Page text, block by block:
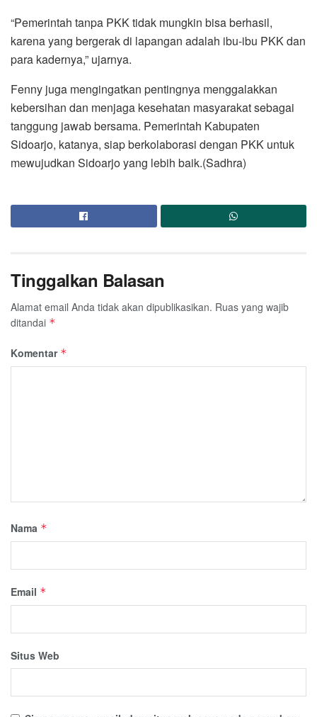
“Pemerintah tanpa PKK tidak mungkin bisa berhasil,
karena yang bergerak di lapangan adalah ibu-ibu PKK dan
para kadernya,” ujarnya.
Fenny juga mengingatkan pentingnya menggalakkan
kebersihan dan menjaga kesehatan masyarakat sebagai
tanggung jawab bersama. Pemerintah Kabupaten
Sidoarjo, katanya, siap berkolaborasi dengan PKK untuk
mewujudkan Sidoarjo yang lebih baik.(Sadhra)
Tinggalkan Balasan
Alamat email Anda tidak akan dipublikasikan. Ruas yang wajib
ditandai *
Komentar *
Nama *
Email *
Situs Web